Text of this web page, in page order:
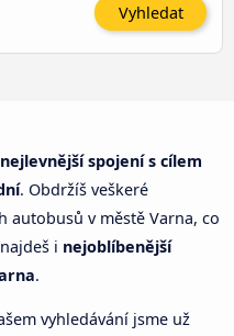
Vyhledat
nejlevnější spojení s cílem
. Obdržíš veškeré
autobusů v městě Varna, co
i nejoblíbenější
.
vyhledávání jsme už